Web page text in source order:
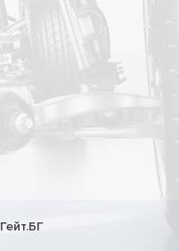
Гейт.БГ